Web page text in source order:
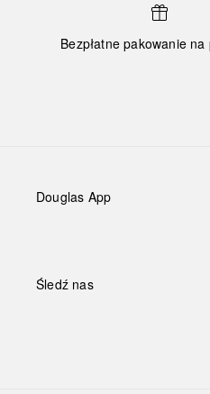
Bezpłatne pakowanie na
Douglas App
Śledź nas